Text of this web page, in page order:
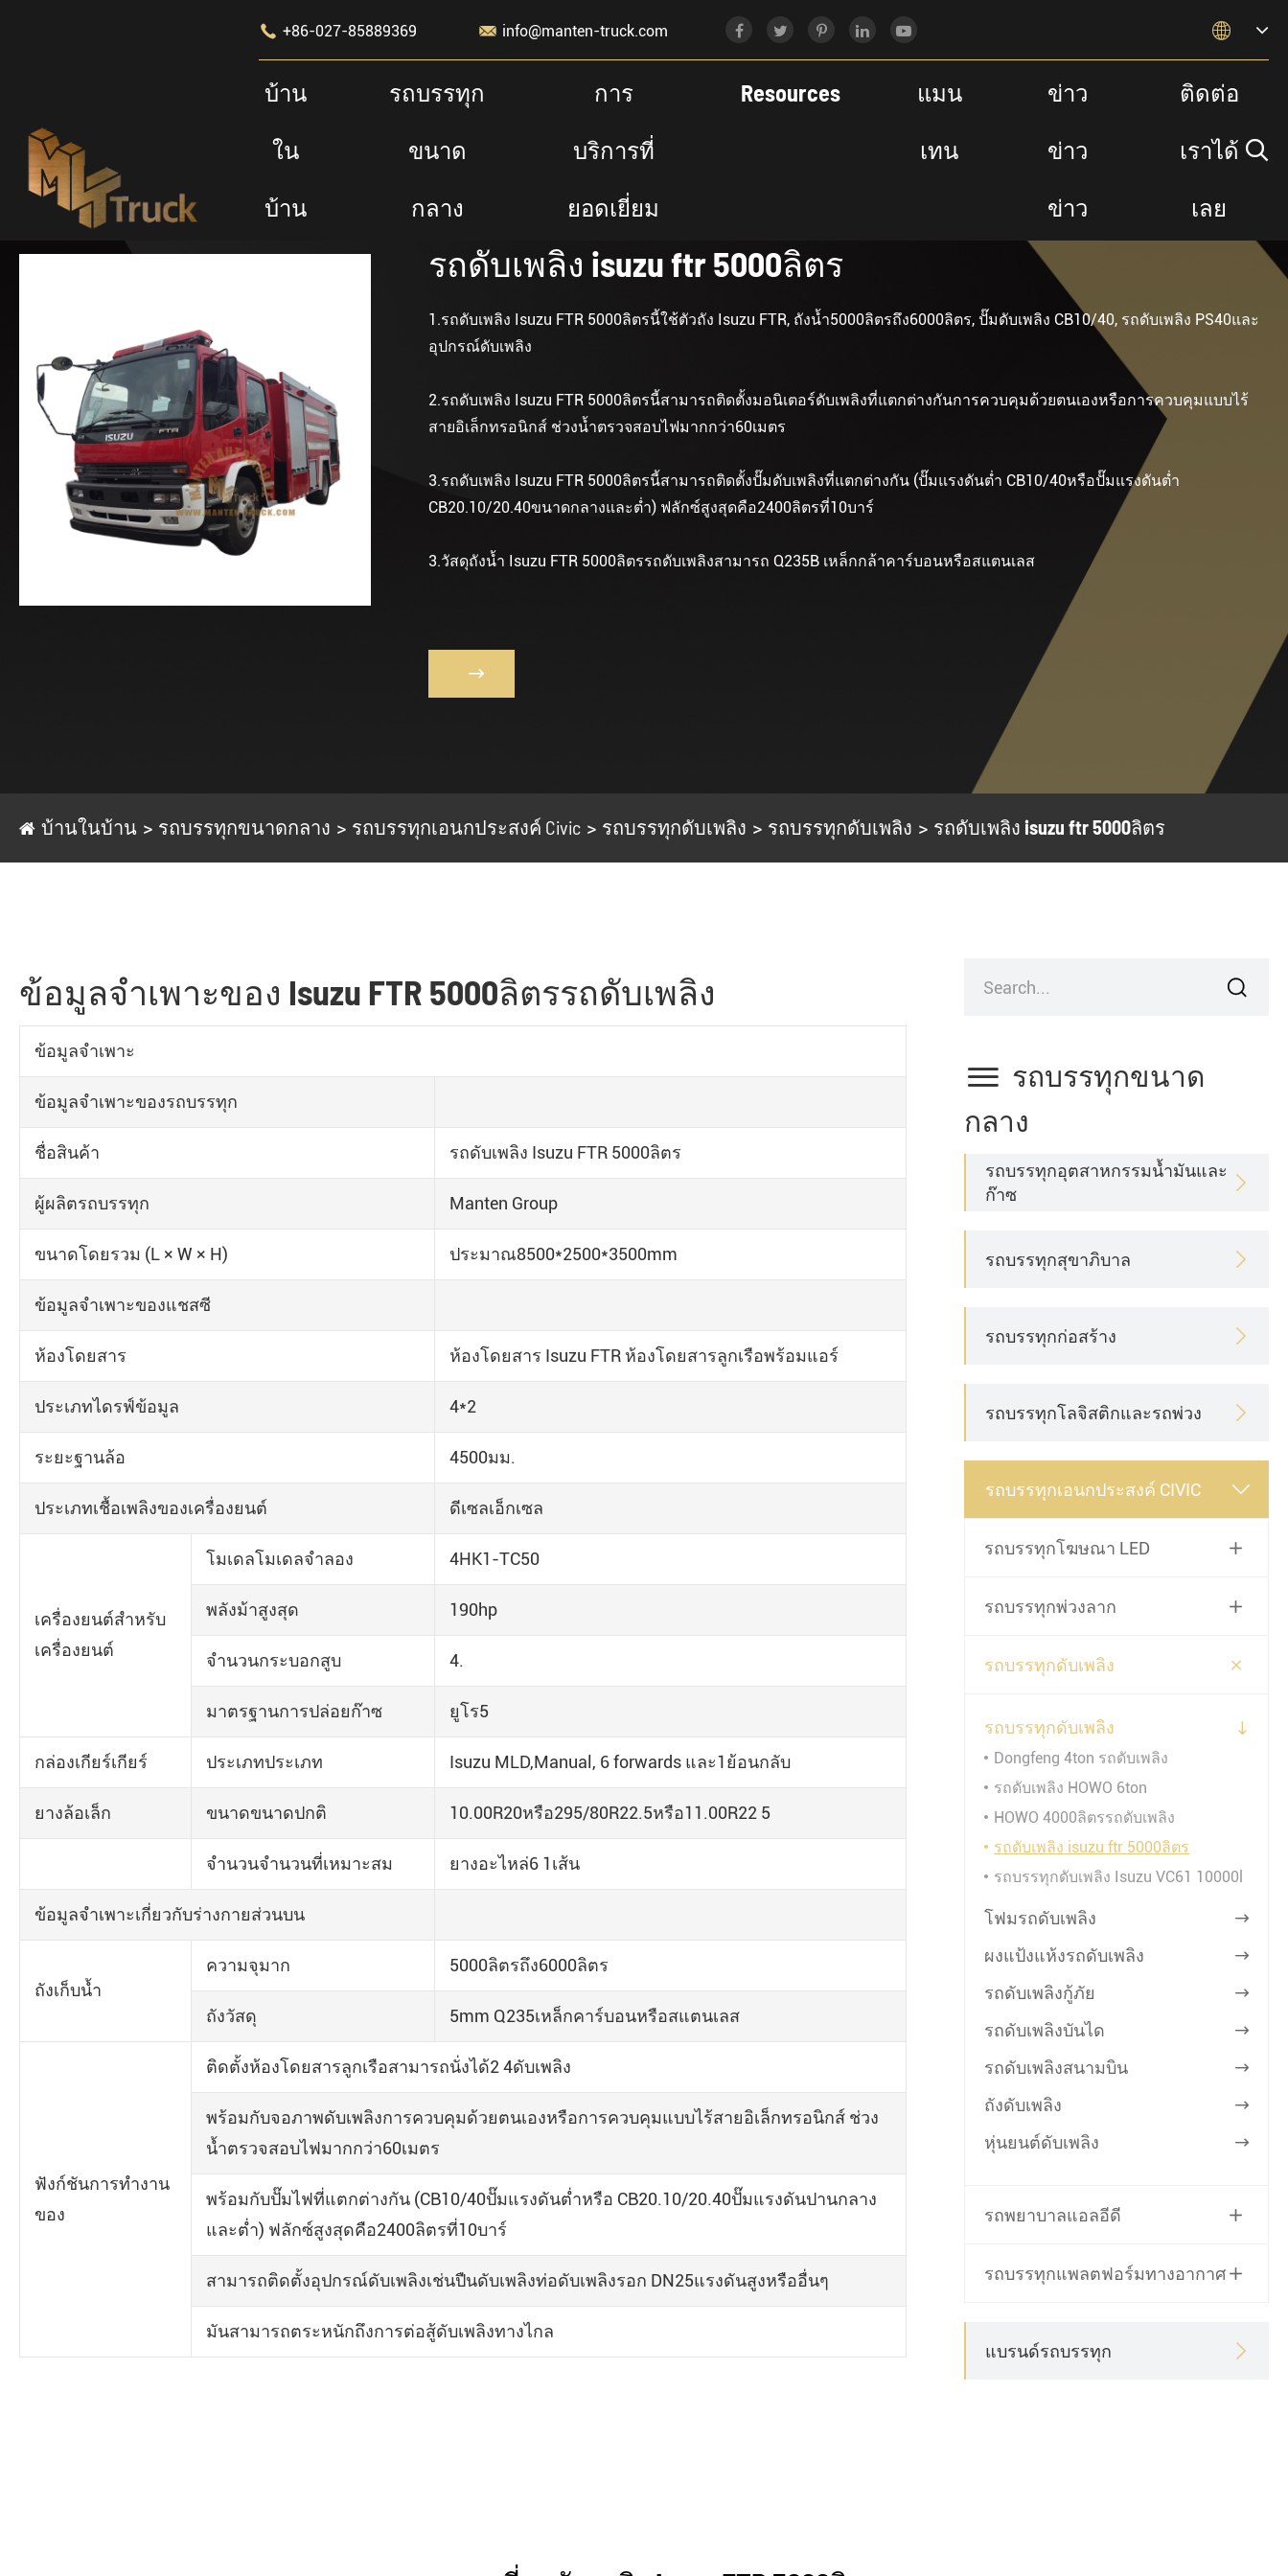
 +86-027-85889369  info@manten-truck.com 
บ้าน
ใน
บ้าน
รถบรรทุก
ขนาด
กลาง
การ
บริการที่
ยอดเยี่ยม
Resources แมน
เทน
ข่าว
ข่าว
ข่าว
ติดต่อ
เราได้
เลย

รถดับเพลิง isuzu ftr 5000ลิตร
1.รถดับเพลิง Isuzu FTR 5000ลิตรนี้ใช้ตัวถัง Isuzu FTR, ถังน้ำ5000ลิตรถึง6000ลิตร, ปั๊มดับเพลิง CB10/40, รถดับเพลิง PS40และ
อุปกรณ์ดับเพลิง
2.รถดับเพลิง Isuzu FTR 5000ลิตรนี้สามารถติดตั้งมอนิเตอร์ดับเพลิงที่แตกต่างกันการควบคุมด้วยตนเองหรือการควบคุมแบบไร้
สายอิเล็กทรอนิกส์ ช่วงน้ำตรวจสอบไฟมากกว่า60เมตร
3.รถดับเพลิง Isuzu FTR 5000ลิตรนี้สามารถติดตั้งปั๊มดับเพลิงที่แตกต่างกัน (ปั๊มแรงดันต่ำ CB10/40หรือปั๊มแรงดันต่ำ
CB20.10/20.40ขนาดกลางและต่ำ) ฟลักซ์สูงสุดคือ2400ลิตรที่10บาร์
3.วัสดุถังน้ำ Isuzu FTR 5000ลิตรรถดับเพลิงสามารถ Q235B เหล็กกล้าคาร์บอนหรือสแตนเลส

บ้านในบ้าน รถบรรทุกขนาดกลาง รถบรรทุกเอนกประสงค์ Civic รถบรรทุกดับเพลิง รถบรรทุกดับเพลิง รถดับเพลิง isuzu ftr 5000ลิตร
ข้อมูลจำเพาะของ Isuzu FTR 5000ลิตรรถดับเพลิง
ข้อมูลจำเพาะ
ข้อมูลจำเพาะของรถบรรทุก
ชื่อสินค้า รถดับเพลิง Isuzu FTR 5000ลิตร
ผู้ผลิตรถบรรทุก Manten Group
ขนาดโดยรวม (L × W × H) ประมาณ8500*2500*3500mm
ข้อมูลจำเพาะของแชสซี
ห้องโดยสาร ห้องโดยสาร Isuzu FTR ห้องโดยสารลูกเรือพร้อมแอร์
ประเภทไดรฟ์ข้อมูล 4*2
ระยะฐานล้อ 4500มม.
ประเภทเชื้อเพลิงของเครื่องยนต์ ดีเซลเอ็กเซล
เครื่องยนต์สำหรับ
เครื่องยนต์
โมเดลโมเดลจำลอง 4HK1-TC50
พลังม้าสูงสุด 190hp
จำนวนกระบอกสูบ 4.
มาตรฐานการปล่อยก๊าซ ยูโร5
กล่องเกียร์เกียร์ ประเภทประเภท Isuzu MLD,Manual, 6 forwards และ1ย้อนกลับ
ยางล้อเล็ก ขนาดขนาดปกติ 10.00R20หรือ295/80R22.5หรือ11.00R22 5
จำนวนจำนวนที่เหมาะสม ยางอะไหล่6 1เส้น
ข้อมูลจำเพาะเกี่ยวกับร่างกายส่วนบน
ถังเก็บน้ำ
ความจุมาก 5000ลิตรถึง6000ลิตร
ถังวัสดุ 5mm Q235เหล็กคาร์บอนหรือสแตนเลส
ฟังก์ชันการทำงาน
ของ
ติดตั้งห้องโดยสารลูกเรือสามารถนั่งได้2 4ดับเพลิง
พร้อมกับจอภาพดับเพลิงการควบคุมด้วยตนเองหรือการควบคุมแบบไร้สายอิเล็กทรอนิกส์ ช่วง
น้ำตรวจสอบไฟมากกว่า60เมตร
พร้อมกับปั๊มไฟที่แตกต่างกัน (CB10/40ปั๊มแรงดันต่ำหรือ CB20.10/20.40ปั๊มแรงดันปานกลาง
และต่ำ) ฟลักซ์สูงสุดคือ2400ลิตรที่10บาร์
สามารถติดตั้งอุปกรณ์ดับเพลิงเช่นปืนดับเพลิงท่อดับเพลิงรอก DN25แรงดันสูงหรืออื่นๆ
มันสามารถตระหนักถึงการต่อสู้ดับเพลิงทางไกล

 รถบรรทุกขนาด
กลาง
รถบรรทุกอุตสาหกรรมน้ำมันและ
ก๊าซ

รถบรรทุกสุขาภิบาล 
รถบรรทุกก่อสร้าง 
รถบรรทุกโลจิสติกและรถพ่วง 
รถบรรทุกเอนกประสงค์ CIVIC 
รถบรรทุกโฆษณา LED 
รถบรรทุกพ่วงลาก 
รถบรรทุกดับเพลิง 
รถบรรทุกดับเพลิง 
Dongfeng 4ton รถดับเพลิง
รถดับเพลิง HOWO 6ton
HOWO 4000ลิตรรถดับเพลิง
รถดับเพลิง isuzu ftr 5000ลิตร
รถบรรทุกดับเพลิง Isuzu VC61 10000l
โฟมรถดับเพลิง 
ผงแป้งแห้งรถดับเพลิง 
รถดับเพลิงกู้ภัย 
รถดับเพลิงบันได 
รถดับเพลิงสนามบิน 
ถังดับเพลิง 
หุ่นยนต์ดับเพลิง 
รถพยาบาลแอลอีดี 
รถบรรทุกแพลตฟอร์มทางอากาศ 
แบรนด์รถบรรทุก 